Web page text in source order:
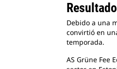
Debido a una
convirtió en
temporada.
AS Grüne Fee